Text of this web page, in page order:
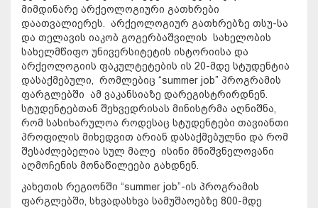
მიმდინარე არქეოლოგიური გათხრები
დაათვალიერეს. არქეოლოგიურ გათხრებზე თსუ-სა
და თელავის იაკობ გოგერბაშვილის სახელობის
სახელმწიფო უნივერსიტეტის ისტორიისა და
არქეოლოგიის ფაკულტეტების ის 20-მდე სტუდენტია
დასაქმებული, რომლებიც “summer job” პროგრამის
ფარგლებში ამ ვაკანსიაზე დარეგისტრირდნენ.
სტუდენტებთან შეხვედრისას მინისტრმა აღნიშნა,
რომ სასიხარულოა როდესაც სტუდენტები თავიანთი
პროფილის მიხედვით არიან დასაქმებულნი და რომ
შესაძლებელია სულ მალე ისინი მნიშვნელოვანი
აღმოჩენის მონაწილეები გახდნენ.
კახეთის რეგიონში “summer job”-ის პროგრამის
ფარგლებში, სხვადასხვა სამუშაოებზე 800-მდე